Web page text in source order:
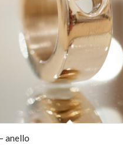
anello